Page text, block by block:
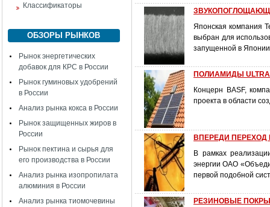
Классификаторы
ОБЗОРЫ РЫНКОВ
Рынок энергетических
добавок для КРС в России
Рынок гуминовых удобрений
в России
Анализ рынка кокса в России
Рынок защищенных жиров в
России
Рынок пектина и сырья для
его производства в России
Анализ рынка изопропилата
алюминия в России
Анализ рынка тиомочевины
Японская компания
выбран для
запущенной в
ПОЛИАМИДЫ
Концерн BASF,
проекта в области
ВПЕРЕДИ
В рамках
энергии ОАО
первой подобной
РЕЗИНОВЫЕ